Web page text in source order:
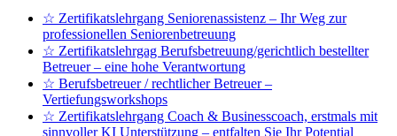
☆ Zertifikatslehrgang Seniorenassistenz – Ihr Weg zur
professionellen Seniorenbetreuung
☆ Zertifikatslehrgag Berufsbetreuung/gerichtlich bestellter
Betreuer – eine hohe Verantwortung
☆ Berufsbetreuer / rechtlicher Betreuer –
Vertiefungsworkshops
☆ Zertifikatslehrgang Coach & Businesscoach, erstmals mit
sinnvoller KI Unterstützung – entfalten Sie Ihr Potential